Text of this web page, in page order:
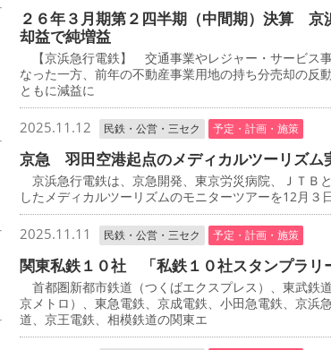
２６年３月期第２四半期（中間期）決算
却益で純増益
【京浜急行電鉄】 交通事業やレジャー・サービス
なった一方、前年の不動産事業用地の持ち分売却の反
ともに減益に
2025.11.12 民鉄・公営・三セク 予定・計画・施策
京急 羽田空港起点のメディカルツーリズム
京浜急行電鉄は、京急開発、東京労災病院、ＪＴＢ
したメディカルツーリズムのモニターツアーを12月３
2025.11.11 民鉄・公営・三セク 予定・計画・施策
関東私鉄１０社 「私鉄１０社スタンプラリ
首都圏新都市鉄道（つくばエクスプレス）、東武鉄
京メトロ）、東急電鉄、京成電鉄、小田急電鉄、京浜
道、京王電鉄、相模鉄道の関東エ